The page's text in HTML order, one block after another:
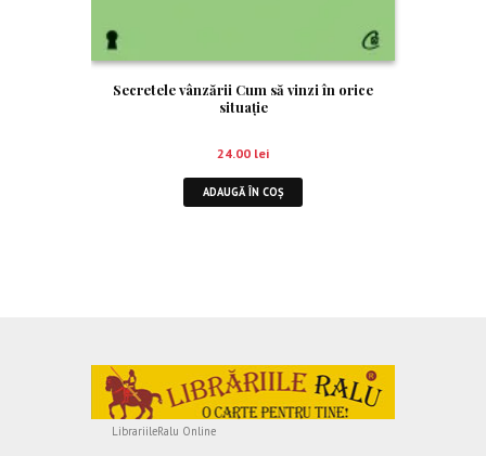
Secretele vânzării Cum să vinzi în orice
situaţie
24.00 lei
ADAUGĂ ÎN COȘ
LibrariileRalu Online